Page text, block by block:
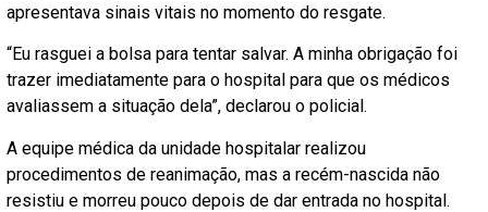
apresentava sinais vitais no momento do resgate.
“Eu rasguei a bolsa para tentar salvar. A minha obrigação foi
trazer imediatamente para o hospital para que os médicos
avaliassem a situação dela”, declarou o policial.
A equipe médica da unidade hospitalar realizou
procedimentos de reanimação, mas a recém-nascida não
resistiu e morreu pouco depois de dar entrada no hospital.